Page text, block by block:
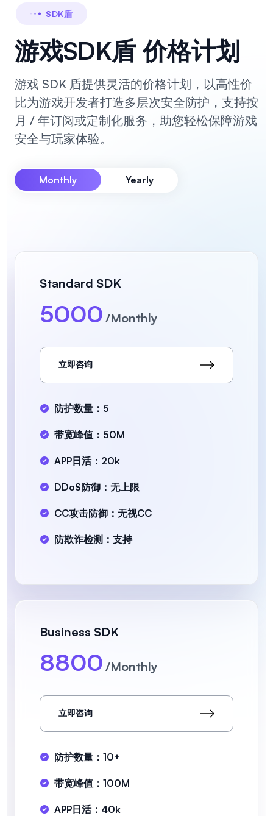
SDK盾
游戏SDK盾 价格计划
游戏 SDK 盾提供灵活的价格计划，以高性价
比为游戏开发者打造多层次安全防护，支持按
月 / 年订阅或定制化服务，助您轻松保障游戏
安全与玩家体验。
Monthly Yearly
Standard SDK
5000 /Monthly
立即咨询
防护数量：5
带宽峰值：50M
APP日活：20k
DDoS防御：无上限
CC攻击防御：无视CC
防欺诈检测：支持
Business SDK
8800 /Monthly
立即咨询
防护数量：10+
带宽峰值：100M
APP日活：40k